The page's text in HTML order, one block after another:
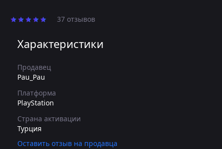
37 отзывов
Характеристики
Продавец
Pau_Pau
Платформа
PlayStation
Страна активации
Турция
Оставить отзыв на продавца